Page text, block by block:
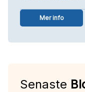
Mer info
Senaste